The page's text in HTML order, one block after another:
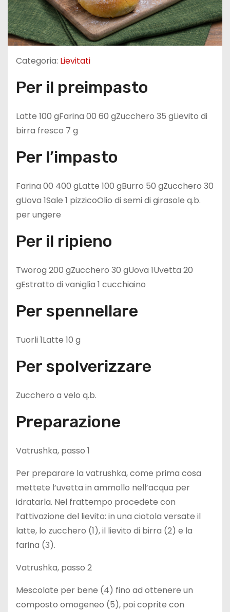
Categoria: Lievitati
Per il preimpasto
Latte 100 gFarina 00 60 gZucchero 35 gLievito di
birra fresco 7 g
Per l’impasto
Farina 00 400 gLatte 100 gBurro 50 gZucchero 30
gUova 1Sale 1 pizzicoOlio di semi di girasole q.b.
per ungere
Per il ripieno
Tworog 200 gZucchero 30 gUova 1Uvetta 20
gEstratto di vaniglia 1 cucchiaino
Per spennellare
Tuorli 1Latte 10 g
Per spolverizzare
Zucchero a velo q.b.
Preparazione
Vatrushka, passo 1
Per preparare la vatrushka, come prima cosa
mettete l’uvetta in ammollo nell’acqua per
idratarla. Nel frattempo procedete con
l’attivazione del lievito: in una ciotola versate il
latte, lo zucchero (1), il lievito di birra (2) e la
farina (3).
Vatrushka, passo 2
Mescolate per bene (4) fino ad ottenere un
composto omogeneo (5), poi coprite con